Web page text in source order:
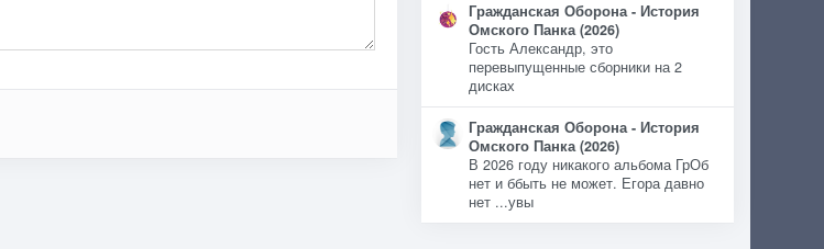
Гражданская Оборона - История
Омского Панка (2026)
Гость Александр, это
перевыпущенные сборники на 2
дисках
Гражданская Оборона - История
Омского Панка (2026)
В 2026 году никакого альбома ГрОб
нет и ббыть не может. Егора давно
нет ...увы